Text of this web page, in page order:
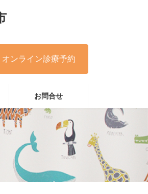
オンライン診療予約
お問合せ